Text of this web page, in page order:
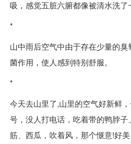
吸，感觉五脏六腑都像被清水洗了
*
山中雨后空气中由于存在少量的
菌作用，使人感到特别舒服。
*
今天去山里了,山里的空气好新鲜
号，没人打电话，吃着带的鸭脖
筋、西瓜，吹着风，那个惬意!好美